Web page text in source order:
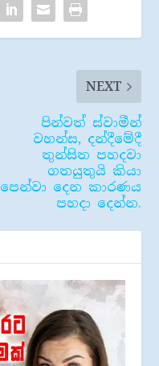
NEXT
පින්වත් ස්වාමීන්
වහන්ස, දන්දීමේදී
තුන්සිත පහදවා
ගතයුතුයි කියා
පෙන්වා දෙන කාරණය
පහදා දෙන්න.